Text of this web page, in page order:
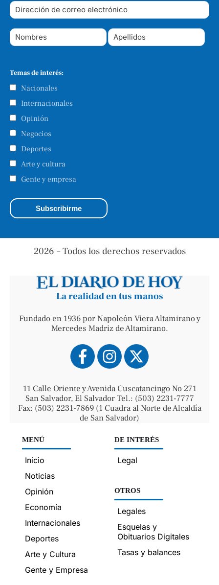
Temas de interés:
Nacionales
Internacionales
Opinión
Negocios
Deportes
Arte y cultura
Gente y empresa
2026 – Todos los derechos reservados
La realidad en tus manos
Fundado en 1936 por Napoleón Viera Altamirano y
Mercedes Madriz de Altamirano.
11 Calle Oriente y Avenida Cuscatancingo No 271
San Salvador, El Salvador Tel.: (503) 2231-7777
Fax: (503) 2231-7869 (1 Cuadra al Norte de Alcaldía
de San Salvador)
MENÚ
Inicio
Noticias
Opinión
Economía
Internacionales
Deportes
Arte y Cultura
Gente y Empresa
DE INTERÉS
Legal
OTROS
Legales
Esquelas y
Obituarios Digitales
Tasas y balances